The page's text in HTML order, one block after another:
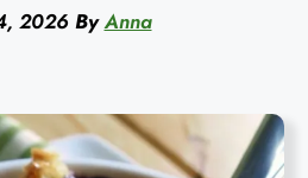
2026 By Anna